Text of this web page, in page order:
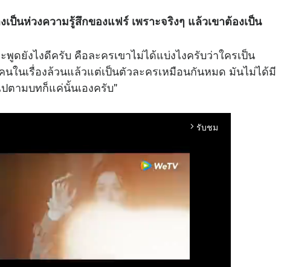
ป็นห่วงความรู้สึกของแฟร์ เพราะจริงๆ แล้วเขาต้องเป็น
ดยังไงดีครับ คือละครเขาไม่ได้แบ่งไงครับว่าใครเป็น
นในเรื่องล้วนแล้วแต่เป็นตัวละครเหมือนกันหมด มันไม่ได้มี
ปตามบทก็แค่นั้นเองครับ"
arrow_forward_ios รับชม